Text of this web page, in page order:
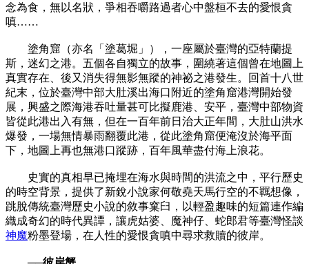
念為食，無以名狀，爭相吞嚼路過者心中盤桓不去的愛恨貪
嗔……
塗角窟（亦名「塗葛堀」），一座屬於臺灣的亞特蘭提
斯，迷幻之港。五個各自獨立的故事，圍繞著這個曾在地圖上
真實存在、後又消失得無影無蹤的神祕之港發生。回首十八世
紀末，位於臺灣中部大肚溪出海口附近的塗角窟港灣開始發
展，興盛之際海港吞吐量甚可比擬鹿港、安平，臺灣中部物資
皆從此港出入有無，但在一百年前日治大正年間，大肚山洪水
爆發，一場無情暴雨翻覆此港，從此塗角窟便淹沒於海平面
下，地圖上再也無港口蹤跡，百年風華盡付海上浪花。
史實的真相早已掩埋在海水與時間的洪流之中，平行歷史
的時空背景，提供了新銳小說家何敬堯天馬行空的不羈想像，
跳脫傳統臺灣歷史小說的敘事窠臼，以輕盈趣味的短篇連作編
織成奇幻的時代異譚，讓虎姑婆、魔神仔、蛇郎君等臺灣怪談
神魔粉墨登場，在人性的愛恨貪嗔中尋求救贖的彼岸。